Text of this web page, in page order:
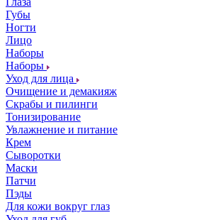
Губы
Ногти
Лицо
Наборы
Наборы
Уход для лица
Очищение и демакияж
Скрабы и пилинги
Тонизирование
Увлажнение и питание
Крем
Сыворотки
Маски
Патчи
Пэды
Для кожи вокруг глаз